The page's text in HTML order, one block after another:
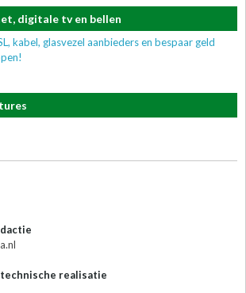
digitale tv en bellen
kabel, glasvezel aanbieders en bespaar geld
realisatie